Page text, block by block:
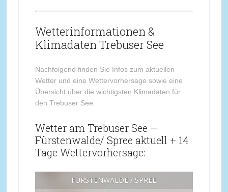
Wetterinformationen &
Klimadaten Trebuser See
Nachfolgend finden Sie Infos zum aktuellen
Wetter und eine Wettervorhersage sowie eine
Übersicht über die wichtigsten Klimadaten für
den Trebuser See.
Wetter am Trebuser See –
Fürstenwalde/ Spree aktuell + 14
Tage Wettervorhersage:
FÜRSTENWALDE / SPREE